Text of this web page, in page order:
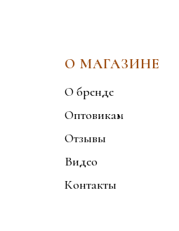
О МАГАЗИНЕ
О бренде
Оптовикам
Отзывы
Видео
Контакты